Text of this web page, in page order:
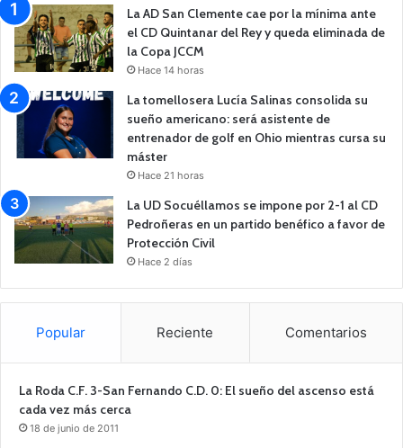
La AD San Clemente cae por la mínima ante
el CD Quintanar del Rey y queda eliminada de
la Copa JCCM
Hace 14 horas
La tomellosera Lucía Salinas consolida su
sueño americano: será asistente de
entrenador de golf en Ohio mientras cursa su
máster
Hace 21 horas
La UD Socuéllamos se impone por 2-1 al CD
Pedroñeras en un partido benéfico a favor de
Protección Civil
Hace 2 días
Popular Reciente Comentarios
La Roda C.F. 3-San Fernando C.D. 0: El sueño del ascenso está
cada vez más cerca
18 de junio de 2011